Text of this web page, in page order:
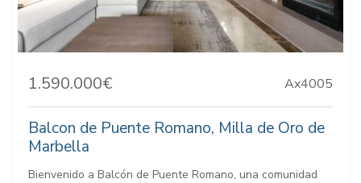
1.590.000€ Ax4005
Balcon de Puente Romano, Milla de Oro de
Marbella
Bienvenido a Balcón de Puente Romano, una comunidad